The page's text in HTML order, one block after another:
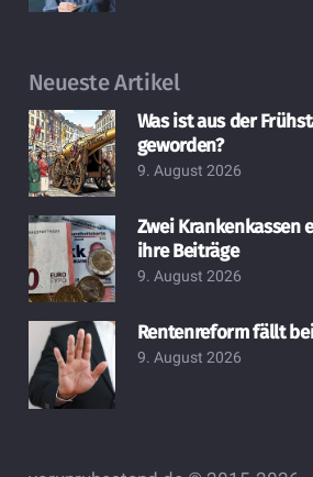
Neueste Artikel
Was ist aus der
geworden?
9. August 2026
Zwei Krankenkassen
ihre Beiträge
9. August 2026
Rentenreform fällt
9. August 2026